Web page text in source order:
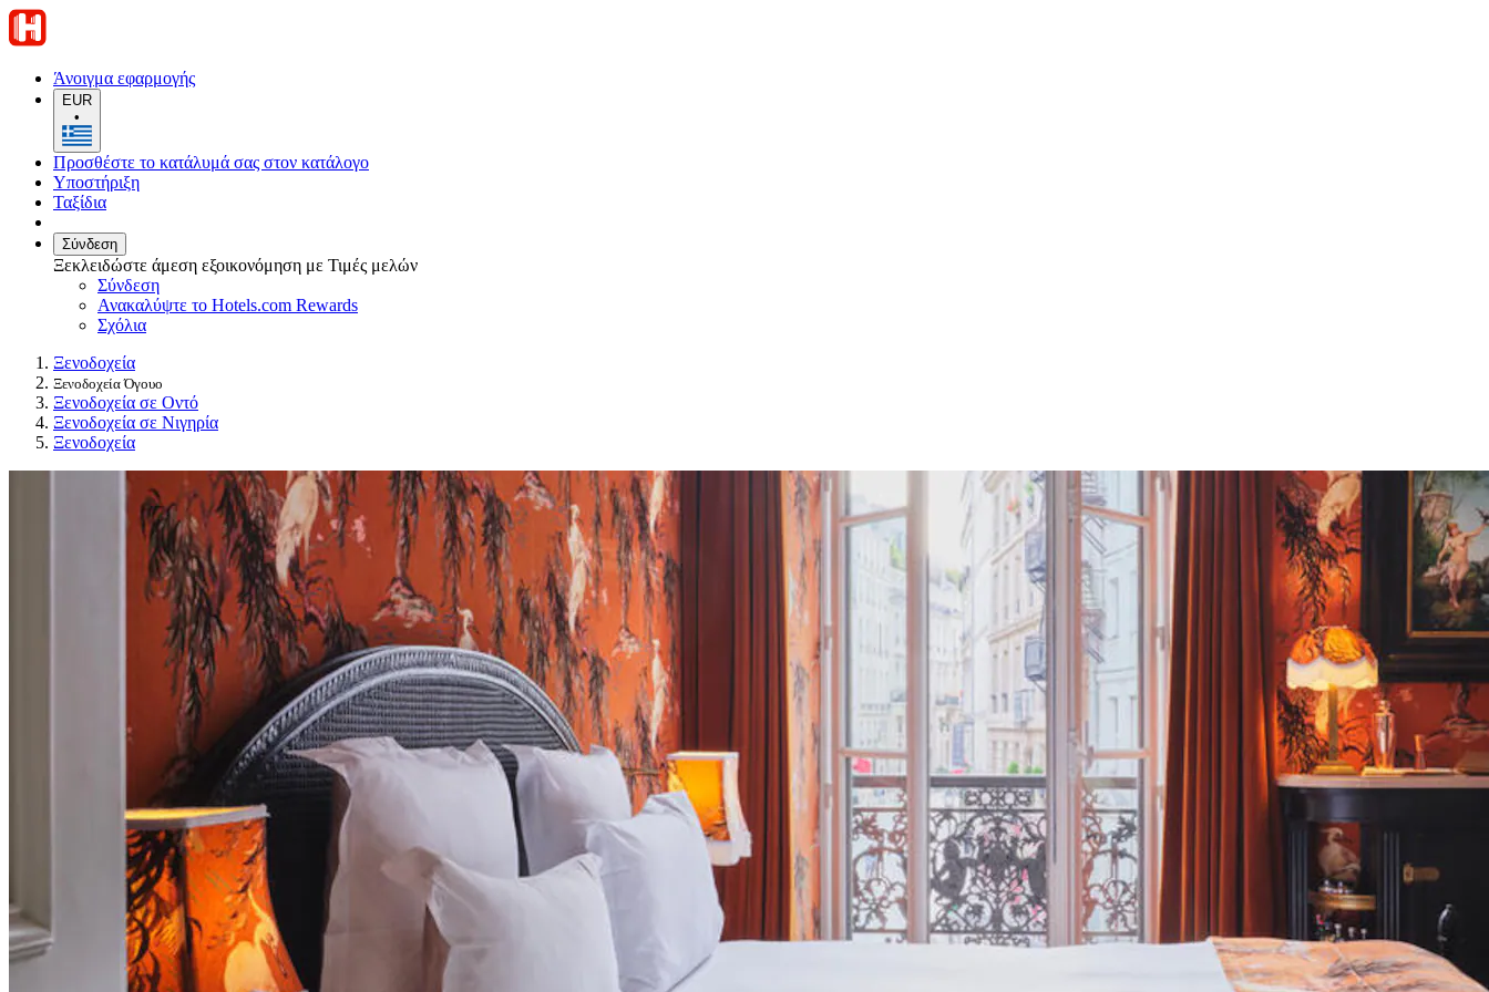
Άνοιγμα εφαρμογής
EUR
•
Προσθέστε το κατάλυμά σας στον κατάλογο
Υποστήριξη
Ταξίδια
Σύνδεση
Ξεκλειδώστε άμεση εξοικονόμηση με Τιμές μελών
Σύνδεση
Ανακαλύψτε το Hotels.com Rewards
Σχόλια
Ξενοδοχεία
Ξενοδοχεία Όγουο
Ξενοδοχεία σε Οντό
Ξενοδοχεία σε Νιγηρία
Ξενοδοχεία